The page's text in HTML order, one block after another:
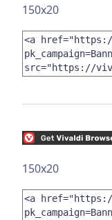
150x20
150x20